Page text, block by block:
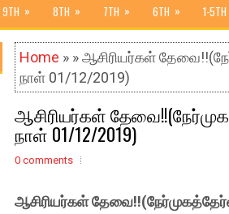
9TH » 8TH » 7TH » 6TH » 1-5TH
Home » » ஆசிரியர்கள்
நாள் 01/12/2019)
ஆசிரியர்கள்
நாள் 01/12/2019)
0 comments
ஆசிரியர்கள்